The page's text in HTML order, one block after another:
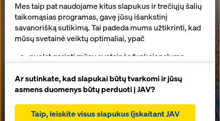
Mes taip pat naudojame kitus slapukus ir trečiųjų šalių
taikomąsias programas, gavę jūsų išankstinį
savanorišką sutikimą. Tai padeda mums užtikrinti, kad
mūsų svetainė veiktų optimaliai, ypač
nuolat gerinti mūsų svetainės funkcionalumą
padėti sklandžiam pirkimo procesui naudojantis
„Doka“ internetine parduotuve (funkciniai ir
teikti jums, kaip naudotojui, tinkamą reklamą tam
Ar sutinkate, kad slapukai būtų tvarkomi ir jūsų
asmens duomenys būtų perduoti į JAV?
Taip, leiskite visus slapukus (įskaitant JAV